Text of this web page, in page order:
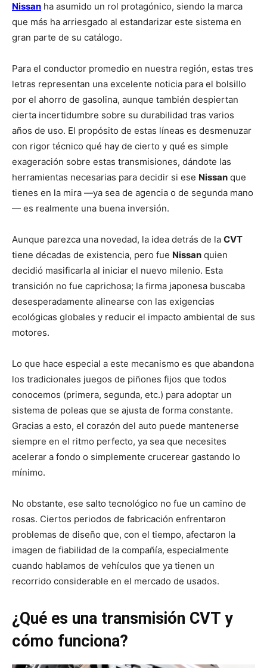
Nissan ha asumido un rol protagónico, siendo la marca
que más ha arriesgado al estandarizar este sistema en
gran parte de su catálogo.
Para el conductor promedio en nuestra región, estas tres
letras representan una excelente noticia para el bolsillo
por el ahorro de gasolina, aunque también despiertan
cierta incertidumbre sobre su durabilidad tras varios
años de uso. El propósito de estas líneas es desmenuzar
con rigor técnico qué hay de cierto y qué es simple
exageración sobre estas transmisiones, dándote las
herramientas necesarias para decidir si ese Nissan que
tienes en la mira —ya sea de agencia o de segunda mano
— es realmente una buena inversión.
Aunque parezca una novedad, la idea detrás de la CVT
tiene décadas de existencia, pero fue Nissan quien
decidió masificarla al iniciar el nuevo milenio. Esta
transición no fue caprichosa; la firma japonesa buscaba
desesperadamente alinearse con las exigencias
ecológicas globales y reducir el impacto ambiental de sus
motores.
Lo que hace especial a este mecanismo es que abandona
los tradicionales juegos de piñones fijos que todos
conocemos (primera, segunda, etc.) para adoptar un
sistema de poleas que se ajusta de forma constante.
Gracias a esto, el corazón del auto puede mantenerse
siempre en el ritmo perfecto, ya sea que necesites
acelerar a fondo o simplemente crucerear gastando lo
mínimo.
No obstante, ese salto tecnológico no fue un camino de
rosas. Ciertos periodos de fabricación enfrentaron
problemas de diseño que, con el tiempo, afectaron la
imagen de fiabilidad de la compañía, especialmente
cuando hablamos de vehículos que ya tienen un
recorrido considerable en el mercado de usados.
¿Qué es una transmisión CVT y
cómo funciona?